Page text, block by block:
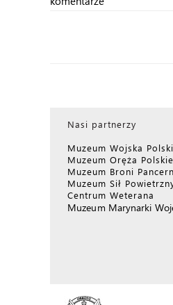
Nasi partnerzy
Muzeum Wojska
Muzeum Oręża
Muzeum Broni
Muzeum Sił
Centrum Weterana
Muzeum Marynarki